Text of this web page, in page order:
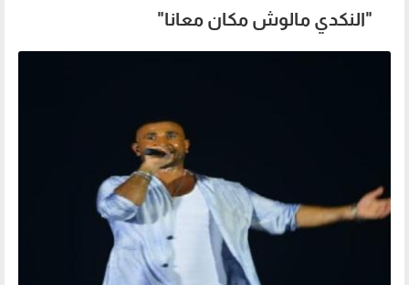
"النكدي مالوش مكان معانا"